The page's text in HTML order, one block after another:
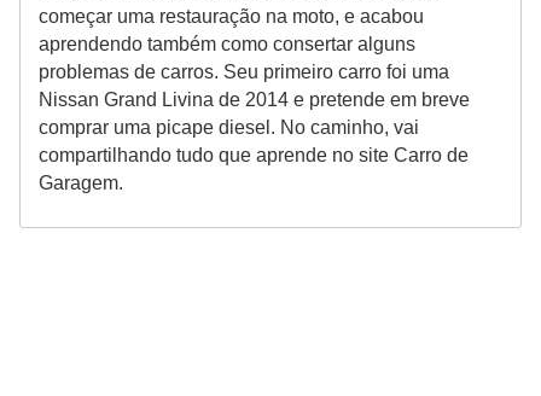
começar uma restauração na moto, e acabou
aprendendo também como consertar alguns
problemas de carros. Seu primeiro carro foi uma
Nissan Grand Livina de 2014 e pretende em breve
comprar uma picape diesel. No caminho, vai
compartilhando tudo que aprende no site Carro de
Garagem.